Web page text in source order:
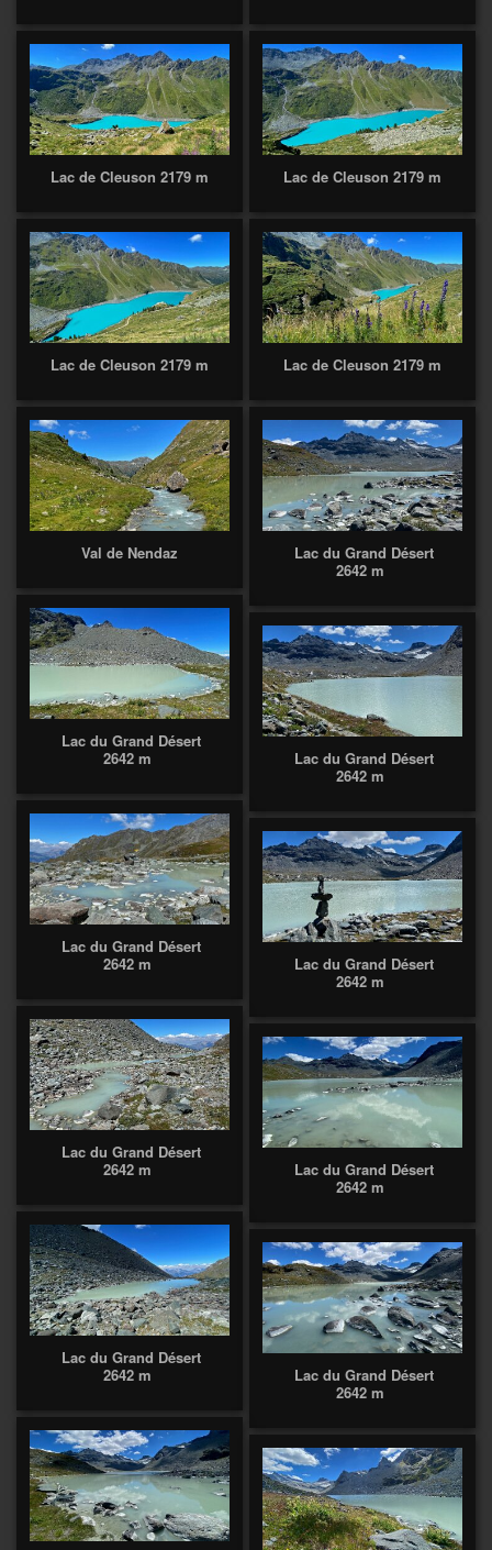
Lac de Cleuson 2179 m Lac de Cleuson 2179 m
Lac de Cleuson 2179 m Lac de Cleuson 2179 m
Val de Nendaz
Lac du Grand Désert
2642 m
Lac du Grand Désert
2642 m
Lac du Grand Désert
2642 m
Lac du Grand Désert
2642 m
Lac du Grand Désert
2642 m
Lac du Grand Désert
2642 m
Lac du Grand Désert
2642 m
Lac du Grand Désert
2642 m
Lac du Grand Désert
2642 m